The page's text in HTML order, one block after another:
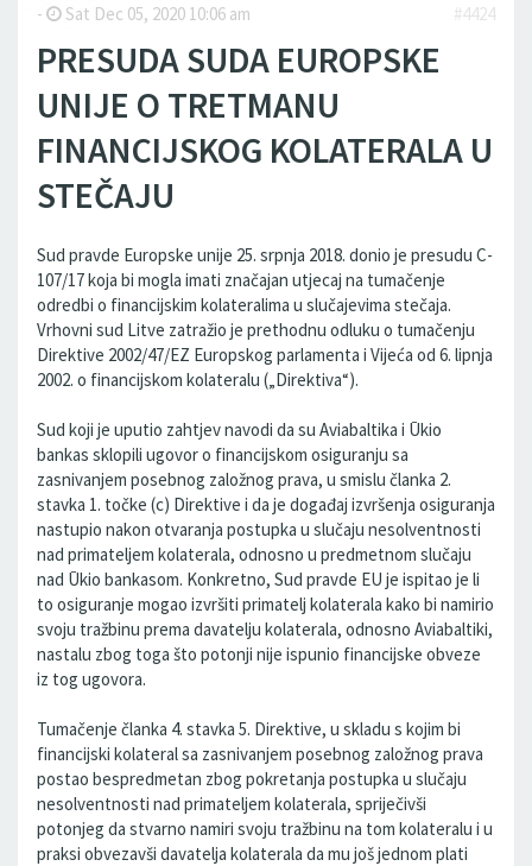
- Sat Dec 05, 2020 10:06 am #4424
PRESUDA SUDA EUROPSKE
UNIJE O TRETMANU
FINANCIJSKOG KOLATERALA U
STEČAJU
Sud pravde Europske unije 25. srpnja 2018. donio je presudu C-
107/17 koja bi mogla imati značajan utjecaj na tumačenje
odredbi o financijskim kolateralima u slučajevima stečaja.
Vrhovni sud Litve zatražio je prethodnu odluku o tumačenju
Direktive 2002/47/EZ Europskog parlamenta i Vijeća od 6. lipnja
2002. o financijskom kolateralu („Direktiva“).
Sud koji je uputio zahtjev navodi da su Aviabaltika i Ūkio
bankas sklopili ugovor o financijskom osiguranju sa
zasnivanjem posebnog založnog prava, u smislu članka 2.
stavka 1. točke (c) Direktive i da je događaj izvršenja osiguranja
nastupio nakon otvaranja postupka u slučaju nesolventnosti
nad primateljem kolaterala, odnosno u predmetnom slučaju
nad Ūkio bankasom. Konkretno, Sud pravde EU je ispitao je li
to osiguranje mogao izvršiti primatelj kolaterala kako bi namirio
svoju tražbinu prema davatelju kolaterala, odnosno Aviabaltiki,
nastalu zbog toga što potonji nije ispunio financijske obveze
iz tog ugovora.
Tumačenje članka 4. stavka 5. Direktive, u skladu s kojim bi
financijski kolateral sa zasnivanjem posebnog založnog prava
postao bespredmetan zbog pokretanja postupka u slučaju
nesolventnosti nad primateljem kolaterala, spriječivši
potonjeg da stvarno namiri svoju tražbinu na tom kolateralu i u
praksi obvezavši davatelja kolaterala da mu još jednom plati